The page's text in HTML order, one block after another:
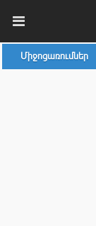
Միջոցառումներ